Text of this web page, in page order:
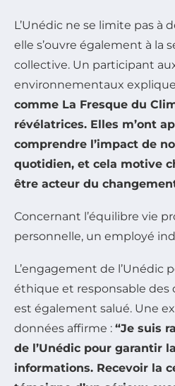
L’Unédic ne se limite pas à
elle s’ouvre également à la
collective. Un participant
environnementaux
comme La Fresque du
révélatrices. Elles m’ont
comprendre l’impact de
quotidien, et cela motive
être acteur du
Concernant l’équilibre vie
personnelle, un employé
L’engagement de l’Unédic
éthique et responsable des
est également salué. Une
données affirme : “Je suis
de l’Unédic pour garantir
informations. Recevoir la